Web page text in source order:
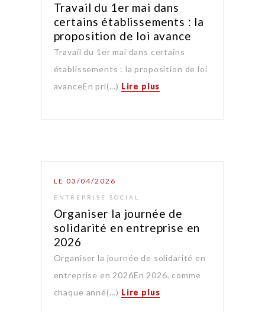
Travail du 1er mai dans
certains établissements : la
proposition de loi avance
Travail du 1er mai dans certains
établissements : la proposition de loi
avanceEn pri(...) Lire plus
LE 03/04/2026
ENTREPRISE SOCIAL
Organiser la journée de
solidarité en entreprise en
2026
Organiser la journée de solidarité en
entreprise en 2026En 2026, comme
chaque anné(...) Lire plus